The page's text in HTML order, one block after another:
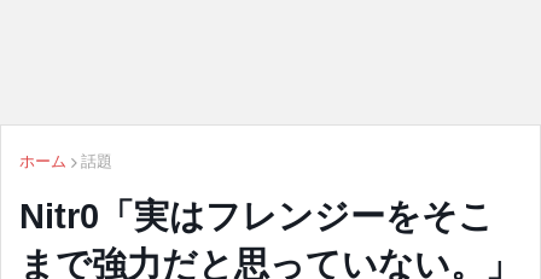
ホーム 話題
Nitr0「実はフレンジーをそこ
まで強力だと思っていない。」